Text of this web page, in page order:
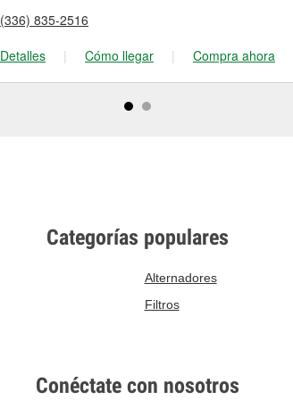
(336) 835-2516
Detalles
| Cómo llegar | Compra ahora
Categorías populares
Alternadores
Filtros
Conéctate con nosotros